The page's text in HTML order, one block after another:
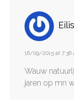
16/09/2015 at 7:36
Wauw
jaren op mn